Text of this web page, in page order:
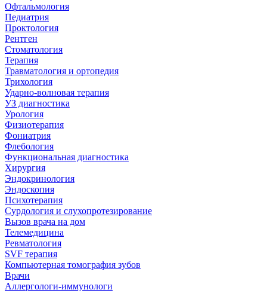
Офтальмология
Педиатрия
Проктология
Рентген
Стоматология
Терапия
Травматология и ортопедия
Трихология
Ударно-волновая терапия
УЗ диагностика
Урология
Физиотерапия
Фониатрия
Флебология
Функциональная диагностика
Хирургия
Эндокринология
Эндоскопия
Психотерапия
Сурдология и слухопротезирование
Вызов врача на дом
Телемедицина
Ревматология
SVF терапия
Компьютерная томография зубов
Врачи
Аллергологи-иммунологи